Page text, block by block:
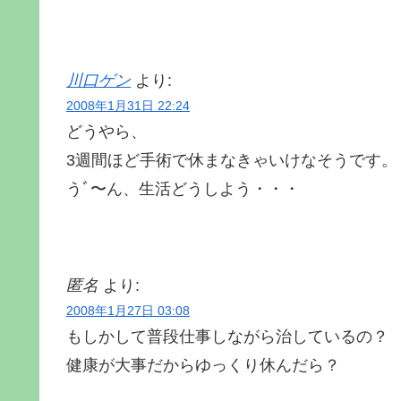
川口ゲン より:
2008年1月31日 22:24
どうやら、
3週間ほど手術で休まなきゃいけなそうです。
うﾞ〜ん、生活どうしよう・・・
匿名 より:
2008年1月27日 03:08
もしかして普段仕事しながら治しているの？
健康が大事だからゆっくり休んだら？